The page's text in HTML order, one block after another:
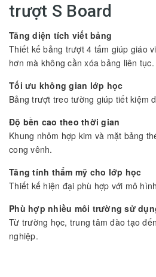
trượt S Board
Tăng diện tích viết bảng
Thiết kế bảng trượt 4 tấm giúp giáo
hơn mà không cần xóa bảng liên tục.
Tối ưu không gian lớp học
Bảng trượt treo tường giúp tiết kiệm
Độ bền cao theo thời gian
Khung nhôm hợp kim và mặt bảng
cong vênh.
Tăng tính thẩm mỹ cho lớp học
Thiết kế hiện đại phù hợp với mô
Phù hợp nhiều môi trường sử
Từ trường học, trung tâm đào tạo
nghiệp.